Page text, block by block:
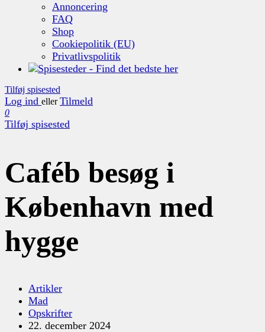
Annoncering
FAQ
Shop
Cookiepolitik (EU)
Privatlivspolitik
Tilføj spisested
Log ind eller Tilmeld
0
Tilføj spisested
Caféb besøg i
København med
hygge
Artikler
Mad
Opskrifter
22. december 2024